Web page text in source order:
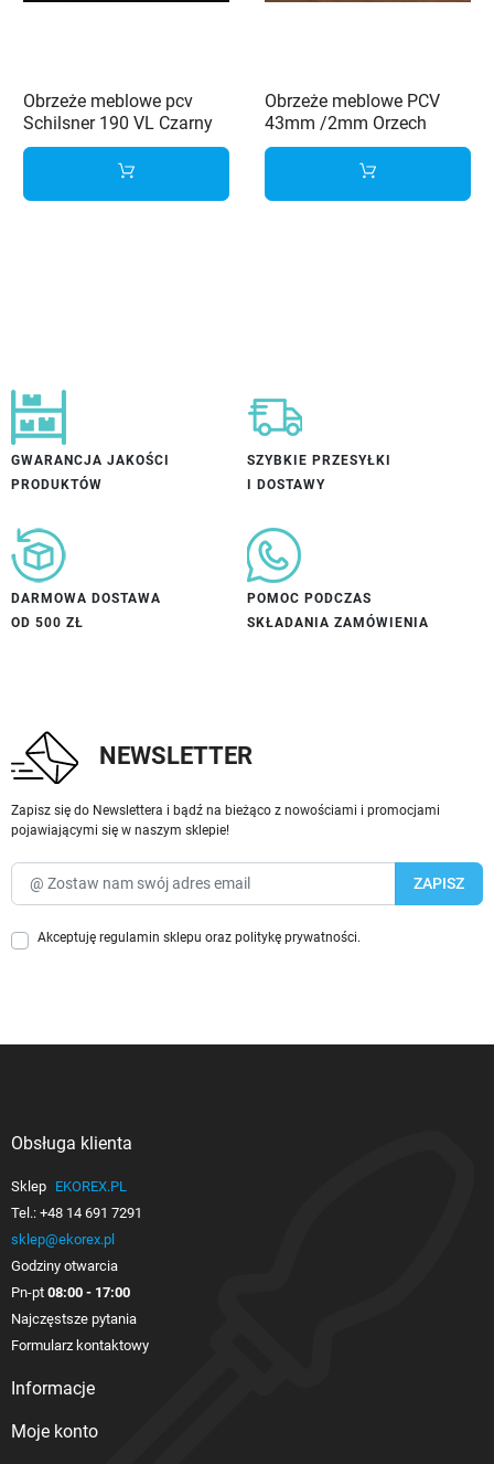
Obrzeże meblowe pcv
Schilsner 190 VL Czarny
43X2
Obrzeże meblowe PCV
43mm /2mm Orzech
nicea 3810 OW Schilsner
GWARANCJA JAKOŚCI
PRODUKTÓW
SZYBKIE PRZESYŁKI
I DOSTAWY
DARMOWA DOSTAWA
OD 500 ZŁ
POMOC PODCZAS
SKŁADANIA ZAMÓWIENIA
NEWSLETTER
Zapisz się do Newslettera i bądź na bieżąco z nowościami i promocjami
pojawiającymi się w naszym sklepie!
Akceptuję regulamin sklepu oraz politykę prywatności.
Obsługa klienta
Sklep EKOREX.PL
Tel.: +48 14 691 7291
sklep@ekorex.pl
Godziny otwarcia
Pn-pt 08:00 - 17:00
Najczęstsze pytania
Formularz kontaktowy
Informacje
Moje konto